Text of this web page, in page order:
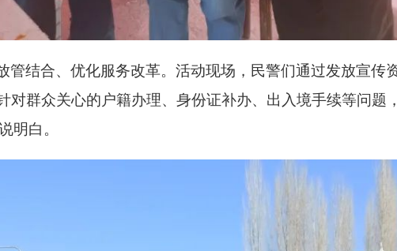
管结合、优化服务改革。活动现场，民警们通过发放宣传
对群众关心的户籍办理、身份证补办、出入境手续等问题
明白。